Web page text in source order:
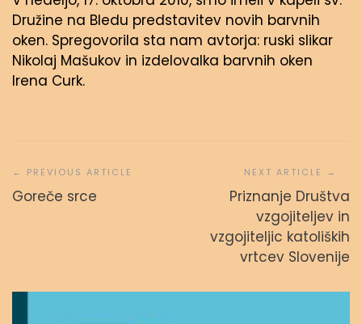
Družine na Bledu predstavitev novih barvnih
oken. Spregovorila sta nam avtorja: ruski slikar
Nikolaj Mašukov in izdelovalka barvnih oken
Irena Curk.
prispevka
Goreče srce
Priznanje Društva
vzgojiteljev in
vzgojiteljic katoliških
vrtcev Slovenije